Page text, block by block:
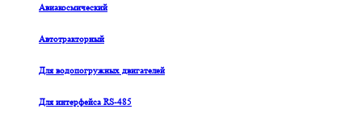
Авиакосмический
Автотракторный
Для водопогружных двигателей
Для интерфейса RS-485